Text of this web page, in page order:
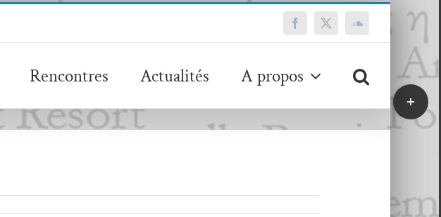
Facebook
X SoundCloud
Rencontres Actualités A propos
Bascule
de
la
barre